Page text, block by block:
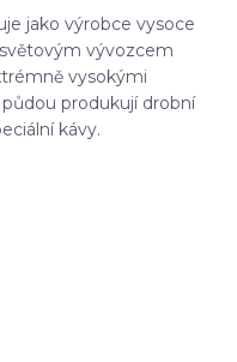
jako výrobce vysoce
vývozcem
vysokými
produkují drobní
kávy.